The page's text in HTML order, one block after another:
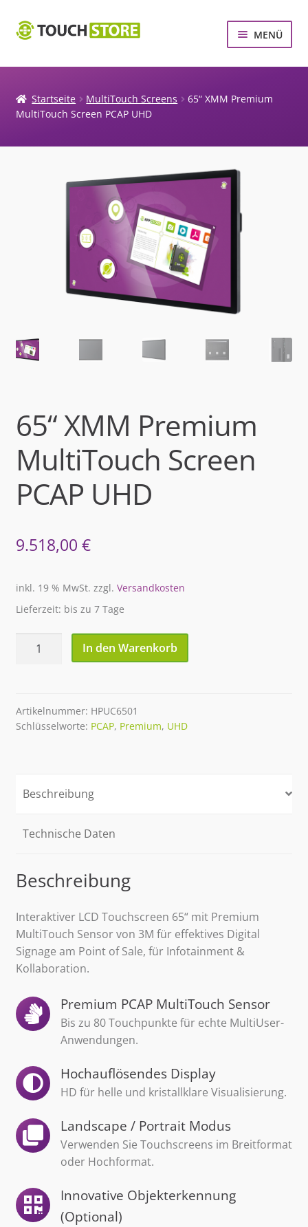
Zur
Zum
MENÜ
MULTITOUCH SCREENS
MULTITOUCH SYSTEME
Startseite MultiTouch Screens
65“ XMM Premium
MultiTouch Screen PCAP UHD
65“ XMM Premium
MultiTouch Screen
PCAP UHD
9.518,00 €
inkl. 19 % MwSt. zzgl. Versandkosten
Lieferzeit: bis zu 7 Tage
Screen
PCAP
In den Warenkorb
Artikelnummer: HPUC6501
Schlüsselworte: PCAP, Premium, UHD
Beschreibung
Technische Daten
Beschreibung
Interaktiver LCD Touchscreen 65“ mit Premium
MultiTouch Sensor von 3M für effektives Digital
Signage am Point of Sale, für Infotainment &
Kollaboration.
Premium PCAP MultiTouch Sensor
Bis zu 80 Touchpunkte für echte MultiUser-
Anwendungen.
Hochauflösendes Display
HD für helle und kristallklare Visualisierung.
Landscape / Portrait Modus
Verwenden Sie Touchscreens im Breitformat
oder Hochformat.
Innovative Objekterkennung
(Optional)